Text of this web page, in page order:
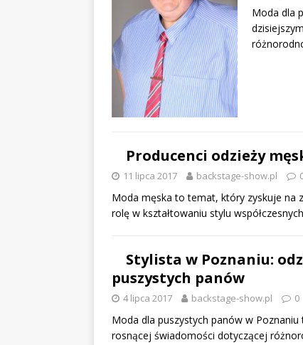
Moda dla
Producenci odzieży
11 lipca 2017 backstage-show.pl
Moda męska to temat, który zyskuje na
rolę w kształtowaniu stylu
Stylista w Poznaniu:
puszystych panów
4 lipca 2017 backstage-show.pl 0
Moda dla puszystych panów w
rosnącej świadomości dotyczącej